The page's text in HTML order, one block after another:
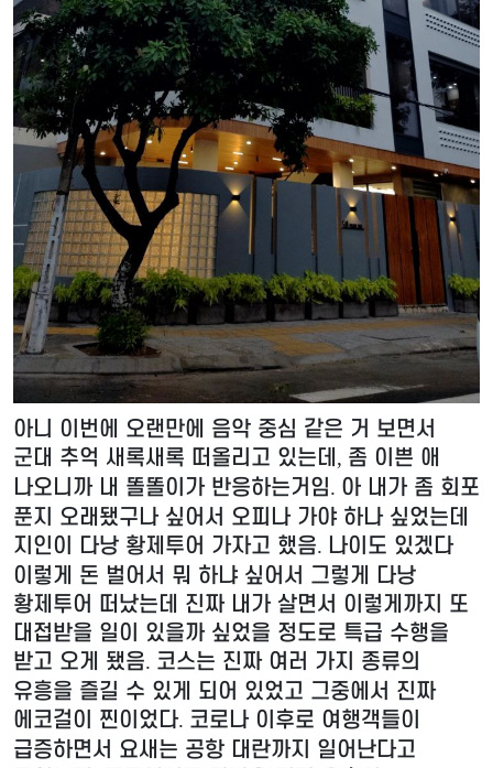
아니 이번에 오랜만에 음악 중심 같은 거 보면서
군대 추억 새록새록 떠올리고 있는데 , 좀 이쁜 애
나오니까 내 똘똘이가 반응하는거임. 아 내가 좀 회포
푼지 오래됐구나 싶어서 오피나 가야 하나 싶었는데
지인이 다낭 황제투어 가자고 했음. 나이도 있겠다
이렇게 돈 벌어서 뭐 하냐 싶어서 그렇게 다낭
황제투어 떠났는데 진짜 내가 살면서 이렇게까지 또
대접받을 일이 있을까 싶었을 정도로 특급 수행을
받고 오게 됐음. 코스는 진짜 여러 가지 종류의
유흥을 즐길 수 있게 되어 있었고 그중에서 진짜
에코걸이 찐이었다. 코로나 이후로 여행객들이
급증하면서 요새는 공항 대란까지 일어난다고